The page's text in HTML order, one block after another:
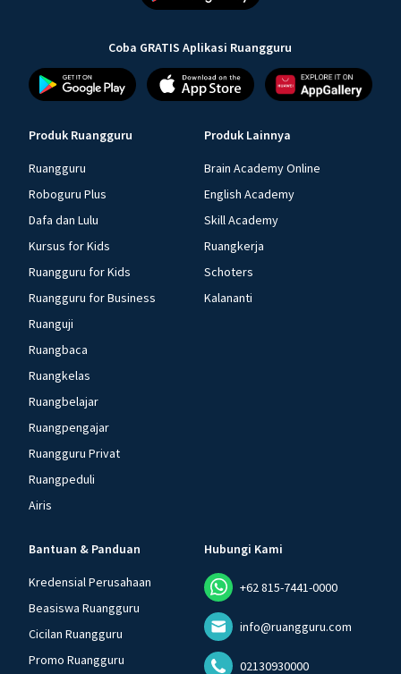
Coba GRATIS Aplikasi Ruangguru
Produk Ruangguru
Ruangguru
Roboguru Plus
Dafa dan Lulu
Kursus for Kids
Ruangguru for Kids
Ruangguru for Business
Ruanguji
Ruangbaca
Ruangkelas
Ruangbelajar
Ruangpengajar
Ruangguru Privat
Ruangpeduli
Airis
Produk Lainnya
Brain Academy Online
English Academy
Skill Academy
Ruangkerja
Schoters
Kalananti
Bantuan & Panduan
Kredensial Perusahaan
Beasiswa Ruangguru
Cicilan Ruangguru
Promo Ruangguru
Hubungi Kami
+62 815-7441-0000
info@ruangguru.com
02130930000